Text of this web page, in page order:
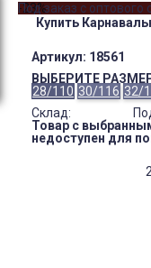
-23%
Под заказ с оптового
Купить
Артикул: 18561
ВЫБЕРИТЕ
28/110 30/116 32/
Склад:
Товар с
недоступен для